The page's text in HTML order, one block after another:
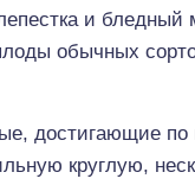
и бледный
обычных
достигающие по
круглую,